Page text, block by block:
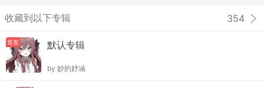
收藏到以下专辑 354
首发 默认专辑
by 妙的妤涵